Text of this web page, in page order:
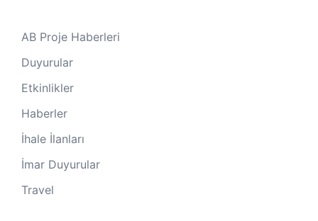
AB Proje Haberleri
Duyurular
Etkinlikler
Haberler
İhale İlanları
İmar Duyurular
Travel